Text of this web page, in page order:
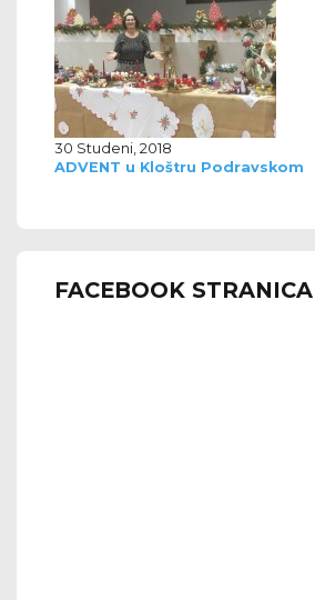
30 Studeni, 2018
ADVENT u Kloštru Podravskom
FACEBOOK STRANICA